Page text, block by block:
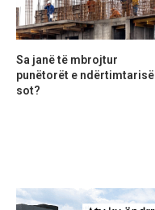
Sa janë të mbrojtur
punëtorët e ndërtimtarisë
sot?